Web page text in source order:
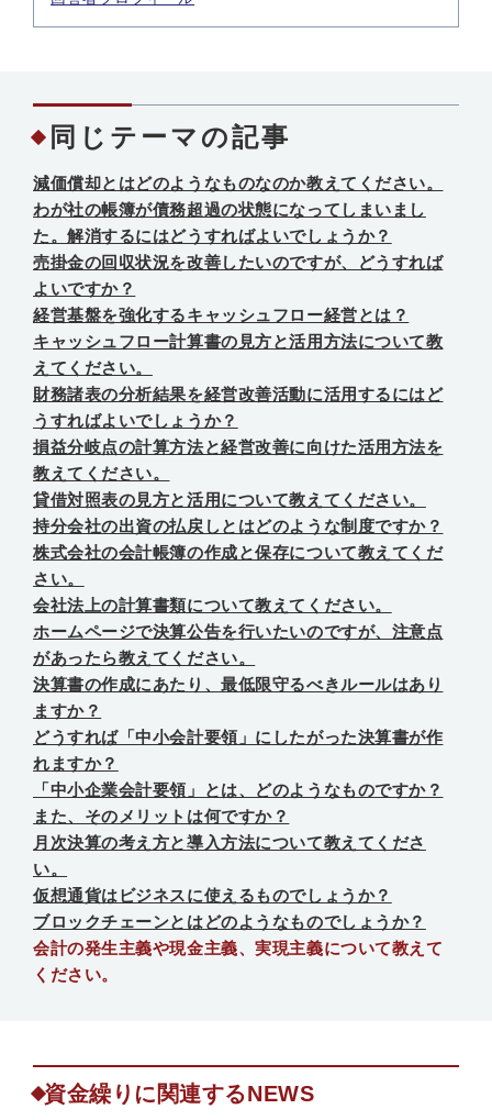
同じテーマの記事
減価償却とはどのようなものなのか教えてください。
わが社の帳簿が債務超過の状態になってしまいまし
た。解消するにはどうすればよいでしょうか？
売掛金の回収状況を改善したいのですが、どうすれば
よいですか？
経営基盤を強化するキャッシュフロー経営とは？
キャッシュフロー計算書の見方と活用方法について教
えてください。
財務諸表の分析結果を経営改善活動に活用するにはど
うすればよいでしょうか？
損益分岐点の計算方法と経営改善に向けた活用方法を
教えてください。
貸借対照表の見方と活用について教えてください。
持分会社の出資の払戻しとはどのような制度ですか？
株式会社の会計帳簿の作成と保存について教えてくだ
さい。
会社法上の計算書類について教えてください。
ホームページで決算公告を行いたいのですが、注意点
があったら教えてください。
決算書の作成にあたり、最低限守るべきルールはあり
ますか？
どうすれば「中小会計要領」にしたがった決算書が作
れますか？
「中小企業会計要領」とは、どのようなものですか？
また、そのメリットは何ですか？
月次決算の考え方と導入方法について教えてくださ
い。
仮想通貨はビジネスに使えるものでしょうか？
ブロックチェーンとはどのようなものでしょうか？
会計の発生主義や現金主義、実現主義について教えて
ください。
資金繰りに関連するNEWS